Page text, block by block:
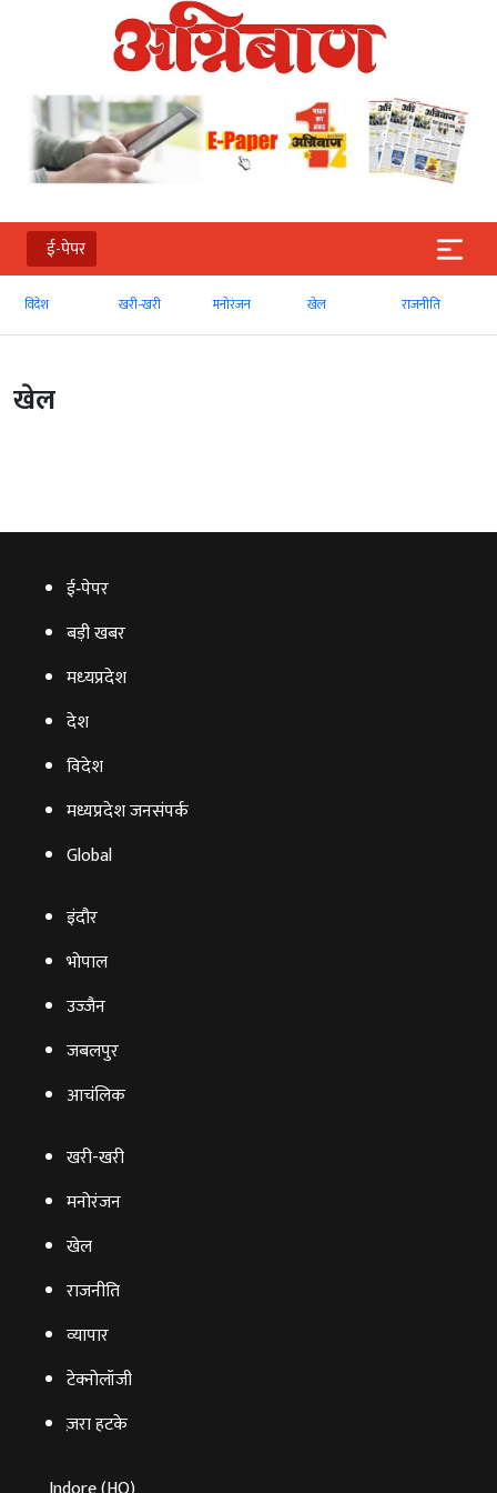
ई-पेपर
विदेश खरी-खरी मनोरंजन खेल राजनीति
खेल
ई‑पेपर
बड़ी खबर
मध्‍यप्रदेश
देश
विदेश
मध्यप्रदेश जनसंपर्क
Global
इंदौर
भोपाल
उज्‍जैन
जबलपुर
आचंलिक
खरी-खरी
मनोरंजन
खेल
राजनीति
व्‍यापार
टेक्‍नोलॉजी
ज़रा हटके